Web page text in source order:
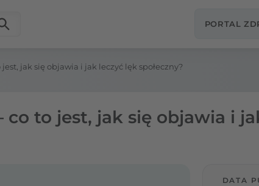
PORTAL
jest, jak się objawia i jak leczyć lęk społeczny?
co to jest, jak się objawia i
DATA